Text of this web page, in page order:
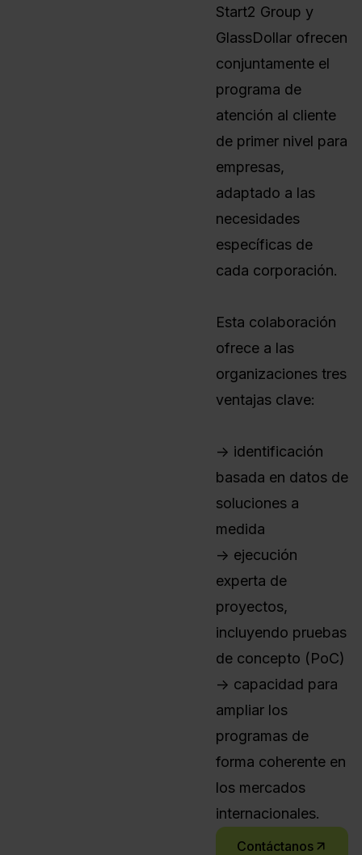
Start2 Group y
GlassDollar ofrecen
conjuntamente el
programa de
atención al cliente
de primer nivel para
empresas,
adaptado a las
necesidades
específicas de
cada corporación.
Esta colaboración
ofrece a las
organizaciones tres
ventajas clave:
-> identificación
basada en datos de
soluciones a
medida
-> ejecución
experta de
proyectos,
incluyendo pruebas
de concepto (PoC)
-> capacidad para
ampliar los
programas de
forma coherente en
los mercados
internacionales.
Contáctanos